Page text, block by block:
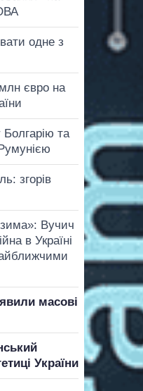
одне з
євро на
Болгарію та
згорів
Вучич
в Україні
масові
України